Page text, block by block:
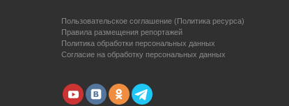
Пользовательское соглашение (Политика ресурса)
Правила размещения репортажей
Политика обработки персональных данных
Согласие на обработку персональных данных